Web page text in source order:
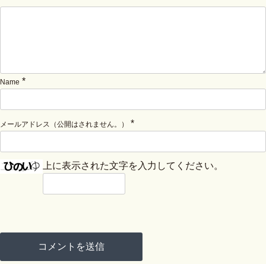
Name *
メールアドレス（公開はされません。） *
上に表示された文字を入力してください。